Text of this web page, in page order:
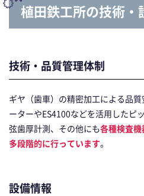
植田鉄工所の技術・
技術・品質管理体制
ギヤ（歯車）の精密加工による品
ーターやES4100などを活用したピ
弦歯厚計測、その他にも各種検査
多段階的に行っています。
設備情報